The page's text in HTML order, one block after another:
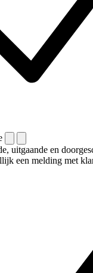
uitgaande en
een melding met